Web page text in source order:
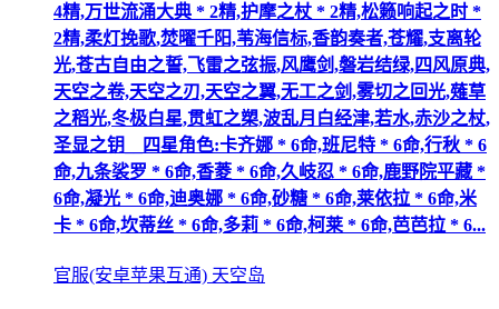
4精,万世流涌大典 * 2精,护摩之杖 * 2精,松籁响起之时 *
2精,柔灯挽歌,焚曜千阳,苇海信标,香韵奏者,苍耀,支离轮
光,苍古自由之誓,飞雷之弦振,风鹰剑,磐岩结绿,四风原典,
天空之卷,天空之刃,天空之翼,无工之剑,雾切之回光,薙草
之稻光,冬极白星,贯虹之槊,波乱月白经津,若水,赤沙之杖,
圣显之钥__四星角色:卡齐娜 * 6命,班尼特 * 6命,行秋 * 6
命,九条裟罗 * 6命,香菱 * 6命,久岐忍 * 6命,鹿野院平藏 *
6命,凝光 * 6命,迪奥娜 * 6命,砂糖 * 6命,莱依拉 * 6命,米
卡 * 6命,坎蒂丝 * 6命,多莉 * 6命,柯莱 * 6命,芭芭拉 * 6...
官服(安卓苹果互通) 天空岛